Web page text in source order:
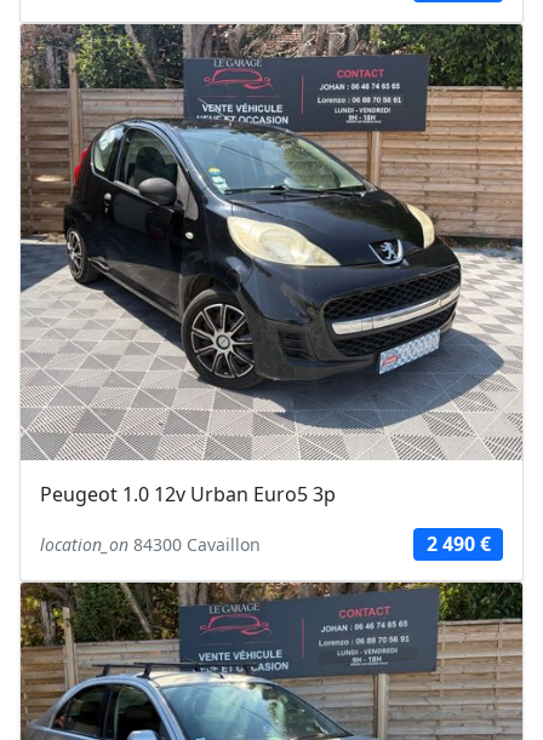
Peugeot 1.0 12v Urban Euro5 3p
location_on 84300 Cavaillon 2 490 €